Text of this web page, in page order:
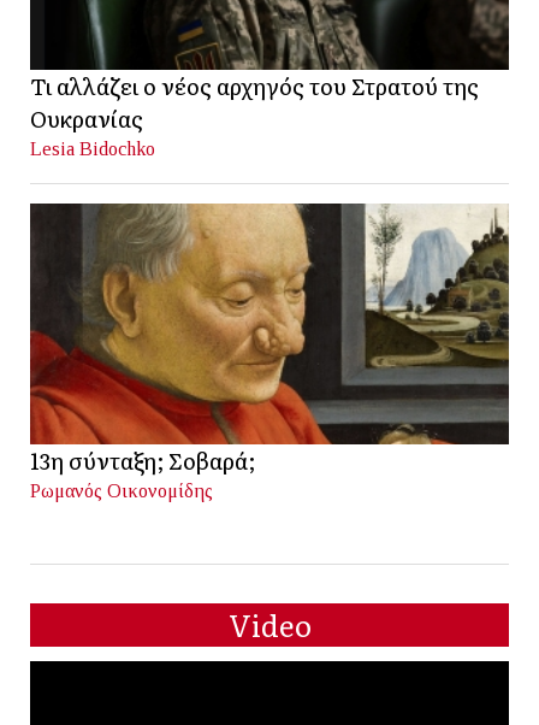
Τι αλλάζει ο νέος αρχηγός του Στρατού της
Ουκρανίας
Lesia Bidochko
13η σύνταξη; Σοβαρά;
Ρωμανός Οικονομίδης
Video